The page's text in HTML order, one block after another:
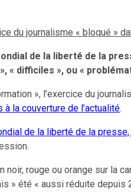
du journalisme « bloqué »
de la liberté de la
« difficiles », ou «
», l’exercice du
la couverture de l’actualité.
de la liberté de la
rouge ou orange sur la
» été « aussi réduite depuis